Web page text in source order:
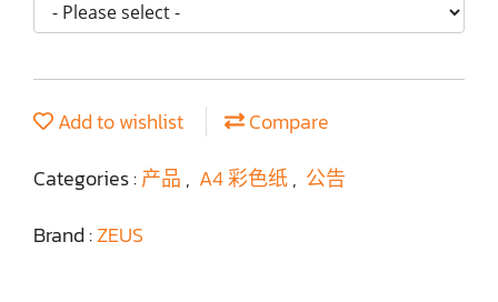
Add to wishlist
Compare
Categories :产品 , A4 彩色纸, 公告
Brand :ZEUS